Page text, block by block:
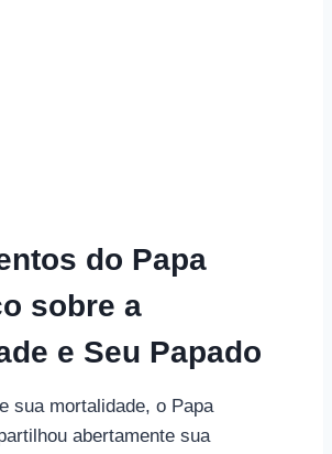
do Papa
sobre a
e Seu Papado
sua mortalidade, o Papa
abertamente sua